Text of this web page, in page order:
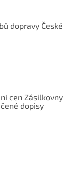
dopravy České
cen Zásilkovny
dopisy